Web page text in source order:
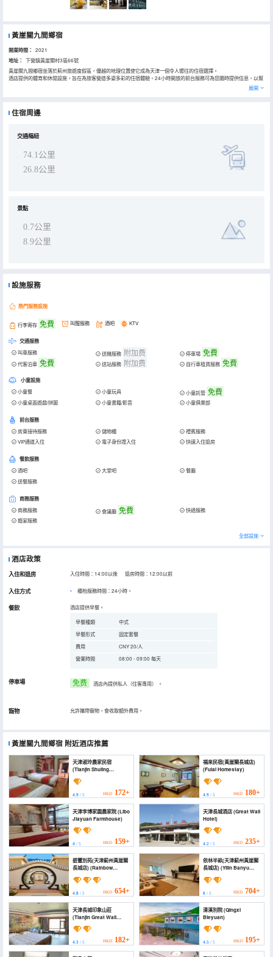
黃崖關九間鄉宿
開業時間： 2021
地址：
下營鎮黃崖關村3區66號
黃崖關九間鄉宿坐落於薊州旅遊度假區，優越的地理位置使它成為天津一個令人嚮往的住宿選擇。
酒店提供的體育和休閒設施，旨在為旅客營造多姿多彩的住宿體驗。24小時開放的前台服務可為您隨時提供信息，以幫
展開
住宿周邊
交通樞紐
74.1公里
26.8公里
景點
0.7公里
8.9公里
設施服務
熱門服務設施
行李寄存 免費 叫醒服務 酒吧 KTV
交通服務
叫車服務 送機服務 附加费 停車場 免費
代客泊車 免費 送站服務 附加费 自行車租賃服務 免費
小童設施
小童餐 小童玩具 小童託管 免費
小童桌面遊戲/拼圖 小童書籍/影音 小童俱樂部
前台服務
房東接待服務 儲物櫃
禮賓服務
VIP通道入住
電子身份證入住 快速入住退房
餐飲服務
酒吧 大堂吧
餐廳
送餐服務
商務服務
商務服務 會議廳 免費
快遞服務
婚宴服務
全部設施
酒店政策
入住和退房 入住時間：14:00以後 退房時間：12:00以前
入住方式 櫃枱服務時間：24小時。
餐飲 酒店提供早餐。
早餐種類
中式
早餐形式
固定套餐
費用
CNY 20/人
營業時間
08:00 - 09:00 每天
停車場 免费 酒店內提供私人（住客專用） 。
寵物 允許攜帶寵物，會收取額外費用。
黃崖關九間鄉宿 附近酒店推薦
天津淑玲農家民宿
(Tianjin Shuling
4.9 / 5 HKD 172+
福來民宿(黃崖關長城店)
(Fulai Homestay)
4.9/ 5 HKD 180+
天津李博家園農家院 (Libo
Jiayuan Farmhouse)
4 / 5 HKD 159+
天津長城酒店 (Great Wall
Hotel)
4.2/ 5 HKD 235+
碧璽別苑(天津薊州黃崖關
長城店) (Rainbow
4.8 / 5 HKD 654+
依林半畝(天津薊州黃崖關
長城店) (Yilin Banyu
Huangyaguan Great
0/ 5 HKD 704+
天津長城印象山莊
(Tianjin Great Wall
impression Villa)
4.3 / 5 HKD 182+
清溪別院 (Qingxi
Bieyuan)
4.5/ 5 HKD 195+